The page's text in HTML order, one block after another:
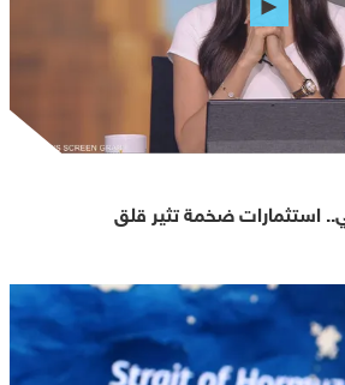
استثمارات ضخمة تثير قلق